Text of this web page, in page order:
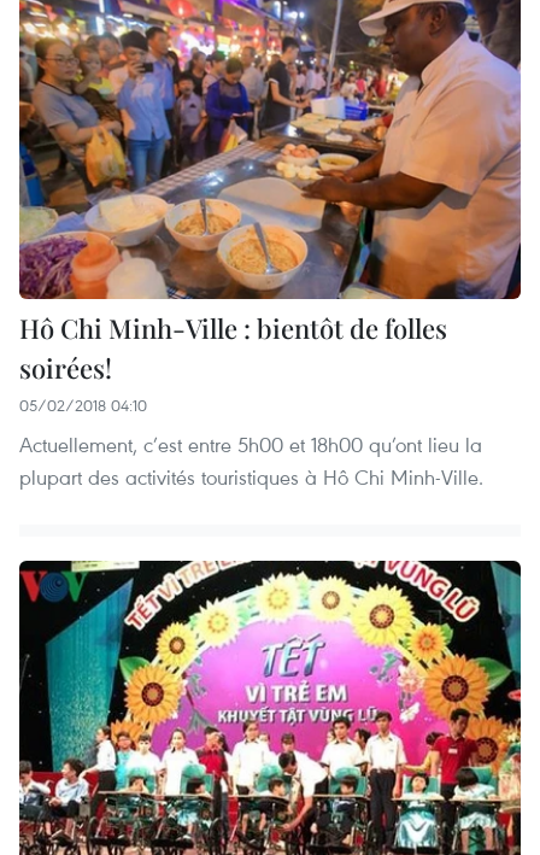
Hô Chi Minh-Ville : bientôt de folles
soirées!
05/02/2018 04:10
Actuellement, c’est entre 5h00 et 18h00 qu’ont lieu la
plupart des activités touristiques à Hô Chi Minh-Ville.